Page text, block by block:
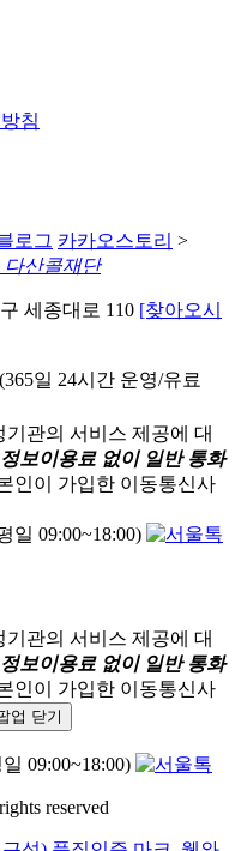
침
로그 카카오스토리 >
다산콜재단
세종대로 110 [찾아오시
일 24시간 운영/유료
기관의 서비스 제공에 대
보이용료 없이 일반 통화
인이 가입한 이동통신사
일 09:00~18:00)
기관의 서비스 제공에 대
보이용료 없이 일반 통화
인이 가입한 이동통신사
업 닫기
09:00~18:00)
reserved